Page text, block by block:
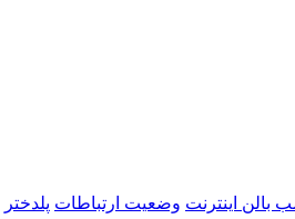
بالن اینترنت وضعیت ارتباطات پلدختر